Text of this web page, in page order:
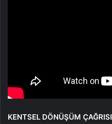
KENTSEL DÖNÜŞÜM ÇAĞRISI